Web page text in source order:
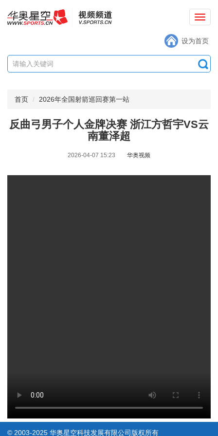
设为首页
切
导
航
首页 2026年全国射箭巡回赛第一站
反曲弓男子个人金牌决赛 浙江方哲宇VS云
南董泽超
2026-04-07 15:23 华奥视频
© 2003-2025 华奥星空科技发展有限公司版权所有